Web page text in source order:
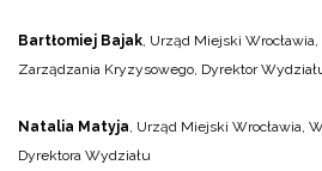
Bartłomiej Bajak , Urząd Miejski
Zarządzania Kryzysowego, Dyrektor
Natalia Matyja , Urząd Miejski Wrocławia,
Dyrektora Wydziału